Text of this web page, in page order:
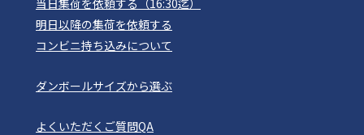
明日以降の集荷を依頼する
コンビニ持ち込みについて
ダンボールサイズから選ぶ
よくいただくご質問QA